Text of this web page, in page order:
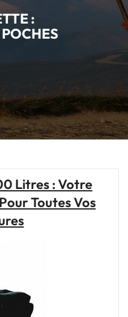
:
Litres : Votre
Toutes Vos